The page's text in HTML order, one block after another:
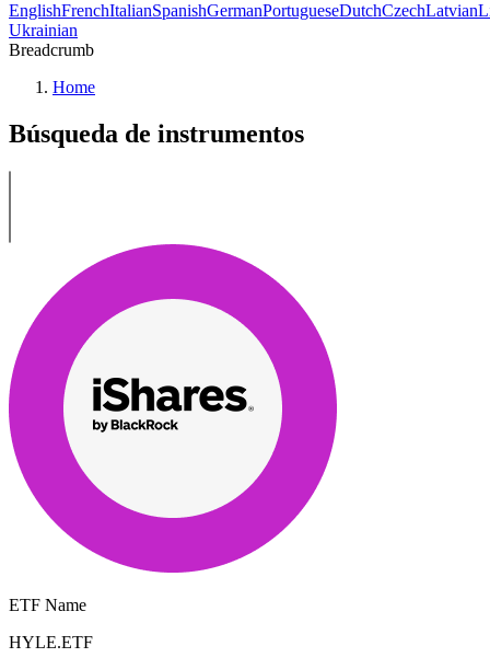
EnglishFrenchItalianSpanishGermanPortugueseDutchCzechLatvian
Ukrainian
Breadcrumb
Home
Búsqueda de instrumentos
ETF Name
HYLE.ETF